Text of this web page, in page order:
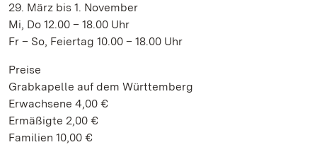
29. März bis 1. November
Mi, Do 12.00 – 18.00 Uhr
Fr – So, Feiertag 10.00 – 18.00 Uhr
Preise
Grabkapelle auf dem Württemberg
Erwachsene 4,00 €
Ermäßigte 2,00 €
Familien 10,00 €